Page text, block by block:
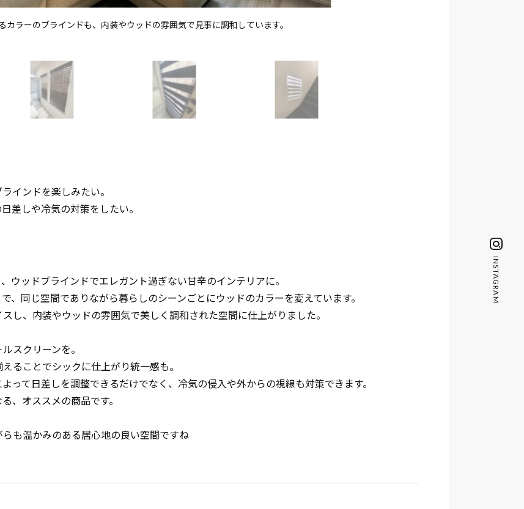
カラーのブラインドも、内装やウッドの雰囲気で見事に調和しています。
インドを楽しみたい。
差しや冷気の対策をしたい。
ウッドブラインドでエレガント過ぎない甘辛のインテリアに。
、同じ空間でありながら暮らしのシーンごとにウッドのカラーを変えています。
し、内装やウッドの雰囲気で美しく調和された空間に仕上がりました。
スクリーンを。
ることでシックに仕上がり統一感も。
って日差しを調整できるだけでなく、冷気の侵入や外からの視線も対策できます。
、オススメの商品です。
も温かみのある居心地の良い空間ですね
INSTAGRAM